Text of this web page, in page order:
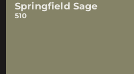
Springfield Sage
510